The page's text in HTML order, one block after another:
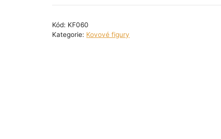
-
8
Kód: KF060
Kategorie: Kovové figury